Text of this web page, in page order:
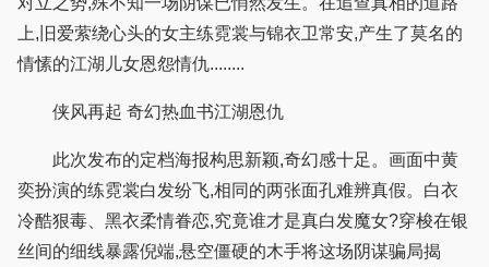
上,旧爱萦绕心头的女主练霓裳与锦衣卫常安,产生了莫名的
情愫的江湖儿女恩怨情仇........
侠风再起 奇幻热血书江湖恩仇
此次发布的定档海报构思新颖,奇幻感十足。画面中黄
奕扮演的练霓裳白发纷飞,相同的两张面孔难辨真假。白衣
冷酷狠毒、黑衣柔情眷恋,究竟谁才是真白发魔女?穿梭在银
丝间的细线暴露倪端,悬空僵硬的木手将这场阴谋骗局揭